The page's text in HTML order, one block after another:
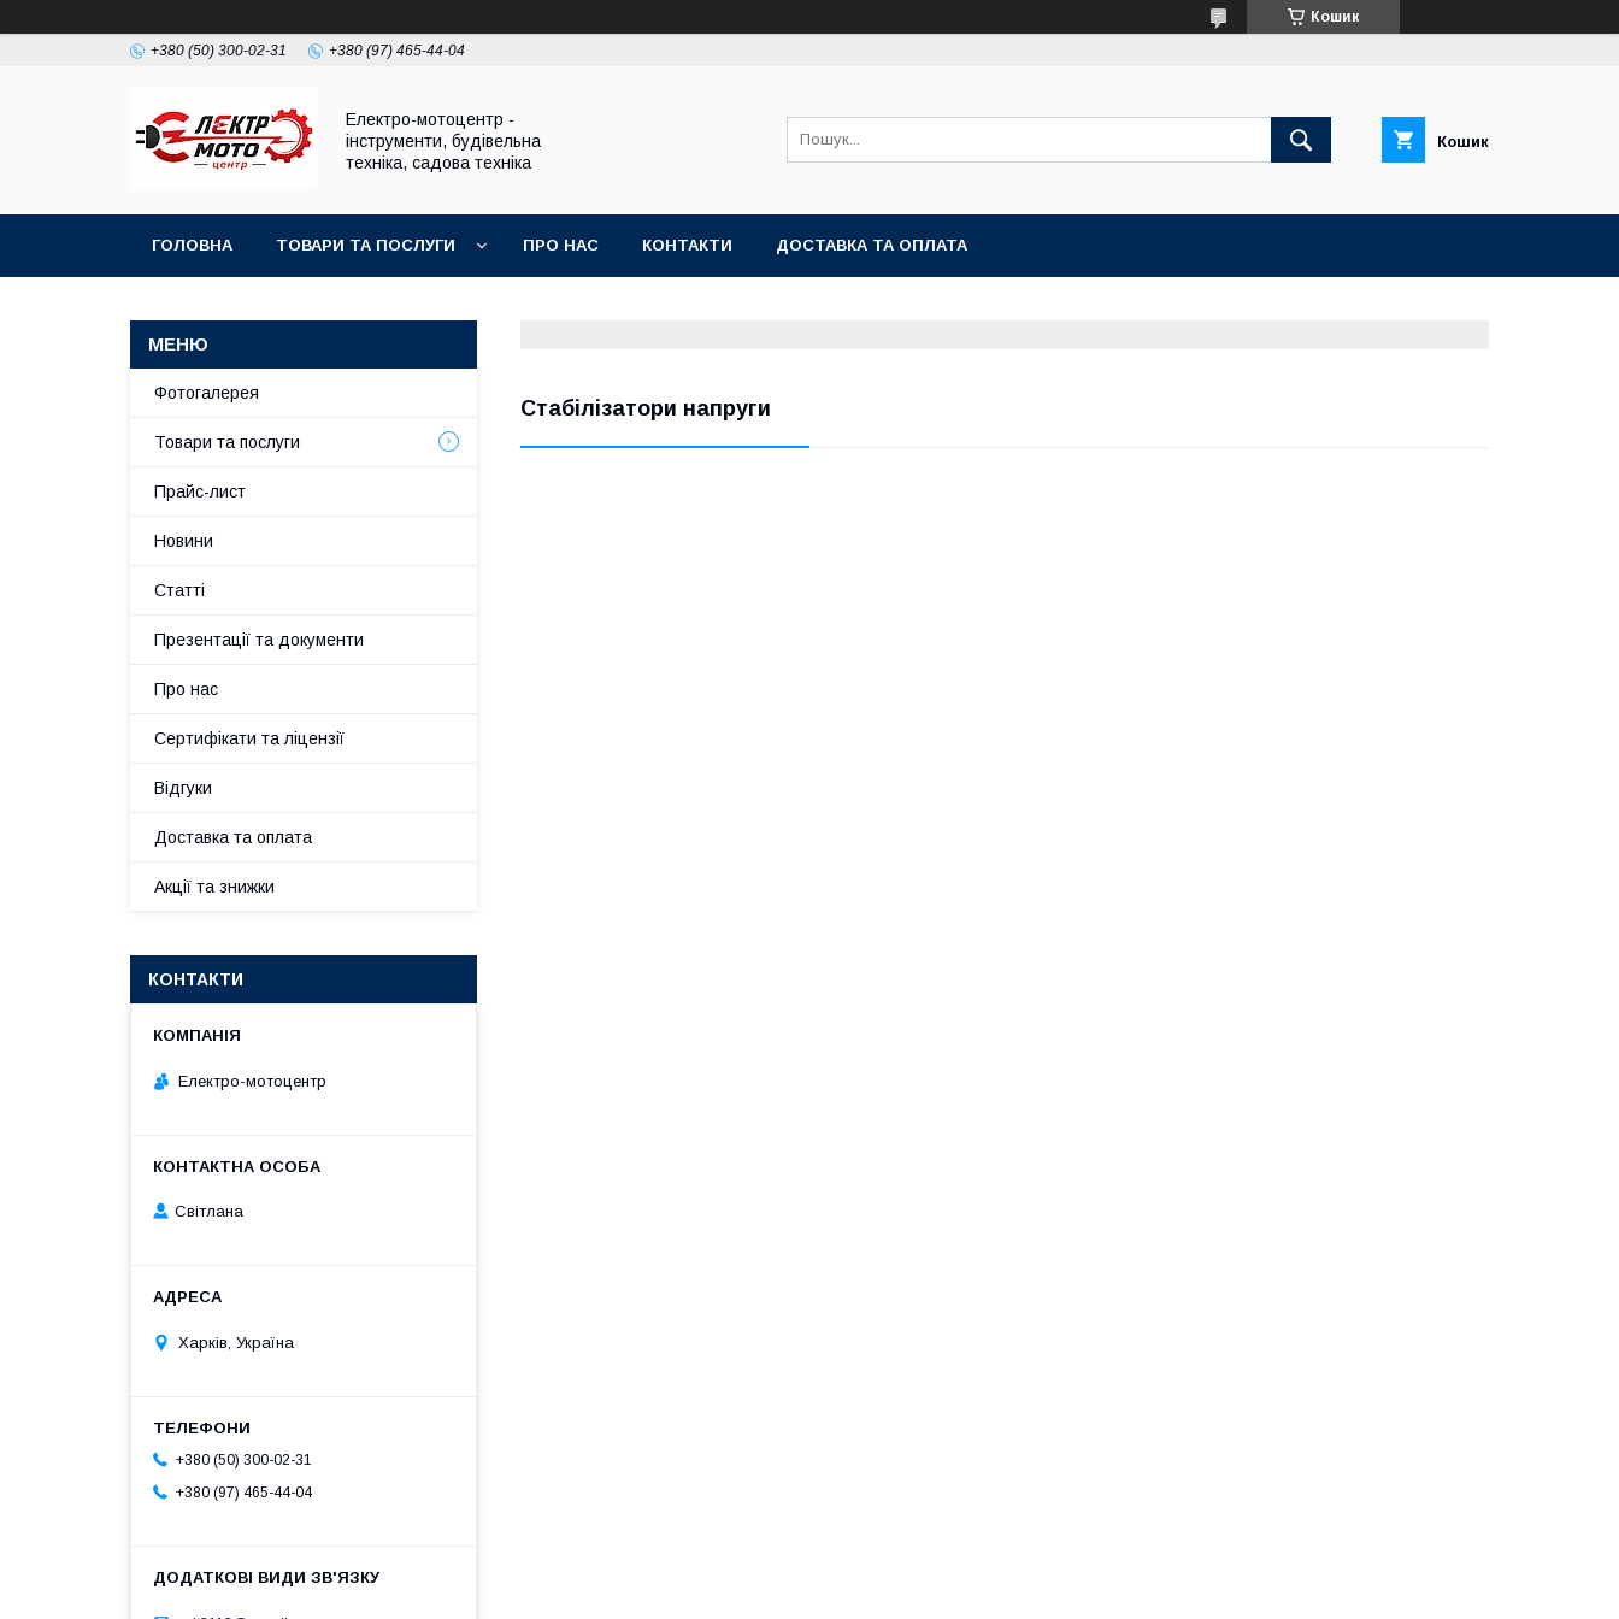
Кошик
+380 (50) 300-02-31 +380 (97) 465-44-04
Електро-мотоцентр -
інструменти, будівельна
техніка, садова техніка
Кошик
ГОЛОВНА ТОВАРИ ТА ПОСЛУГИ ПРО НАС КОНТАКТИ ДОСТАВКА ТА ОПЛАТА
Стабілізатори напруги
Фотогалерея
Товари та послуги
Прайс-лист
Новини
Статті
Презентації та документи
Про нас
Сертифікати та ліцензії
Відгуки
Доставка та оплата
Акції та знижки
КОНТАКТИ
Електро-мотоцентр
Світлана
Харків, Україна
+380 (50) 300-02-31
+380 (97) 465-44-04